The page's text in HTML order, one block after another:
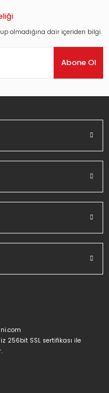
olmadığına dair içeriden bilgi.
Abone Ol
256bit SSL sertifikası ile